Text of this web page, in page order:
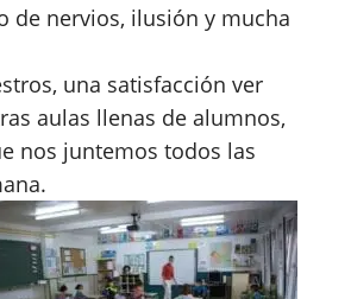
de nervios, ilusión y mucha
una satisfacción ver
aulas llenas de alumnos,
nos juntemos todos las